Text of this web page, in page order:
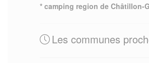
* camping region de Châtillon-
Les communes